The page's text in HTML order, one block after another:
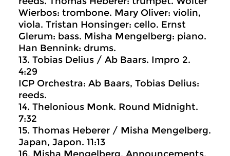
Wierbos: trombone. Mary Oliver: violin,
viola. Tristan Honsinger: cello. Ernst
Glerum: bass. Misha Mengelberg: piano.
Han Bennink: drums.
13. Tobias Delius / Ab Baars. Impro 2.
4:29
ICP Orchestra: Ab Baars, Tobias Delius:
reeds.
14. Thelonious Monk. Round Midnight.
7:32
15. Thomas Heberer / Misha Mengelberg.
Japan, Japon. 11:13